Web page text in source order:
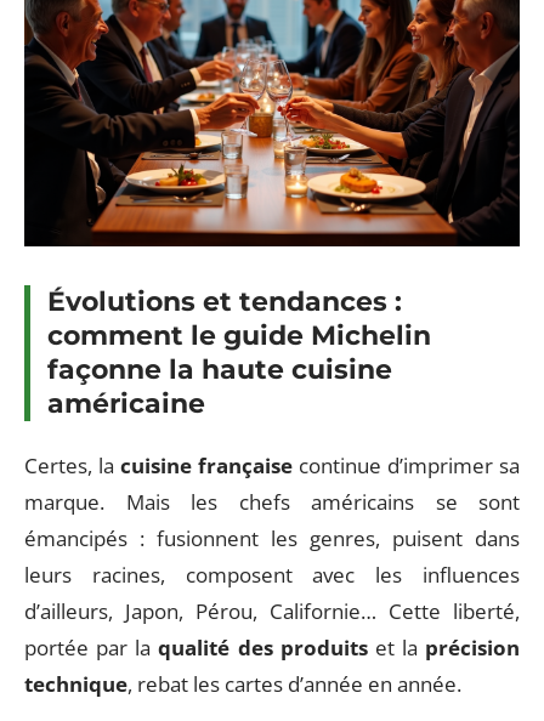
Évolutions et tendances :
comment le guide Michelin
façonne la haute cuisine
américaine
Certes, la cuisine française continue d’imprimer sa
marque. Mais les chefs américains se sont
émancipés : fusionnent les genres, puisent dans
leurs racines, composent avec les influences
d’ailleurs, Japon, Pérou, Californie… Cette liberté,
portée par laqualité des produitset la précision
technique, rebat les cartes d’année en année.